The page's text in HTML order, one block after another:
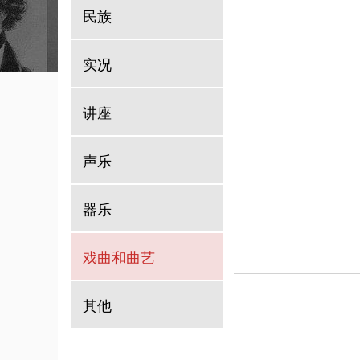
民族
实况
讲座
声乐
器乐
戏曲和曲艺
其他